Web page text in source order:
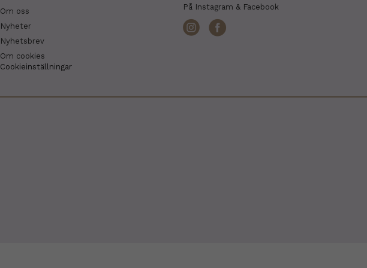
Om oss
Nyheter
Nyhetsbrev
Om cookies
Cookieinställningar
På Instagram & Facebook